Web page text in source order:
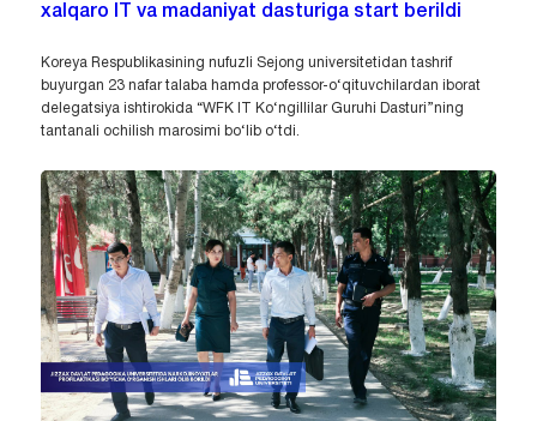
xalqaro IT va madaniyat dasturiga start berildi
Koreya Respublikasining nufuzli Sejong universitetidan tashrif
buyurgan 23 nafar talaba hamda professor-o‘qituvchilardan iborat
delegatsiya ishtirokida “WFK IT Ko‘ngillilar Guruhi Dasturi”ning
tantanali ochilish marosimi bo‘lib o‘tdi.